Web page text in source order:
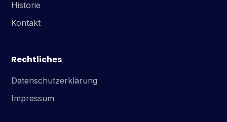
Historie
Kontakt
Rechtliches
Datenschutzerklärung
Impressum